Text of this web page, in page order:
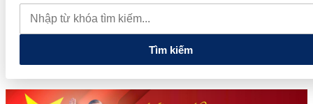
vực phía Bắc
Bảo Tín Mạnh Hải, PNJ, Mi Hồng lên tiếng sau
kết luận thanh tra
Tìm kiếm